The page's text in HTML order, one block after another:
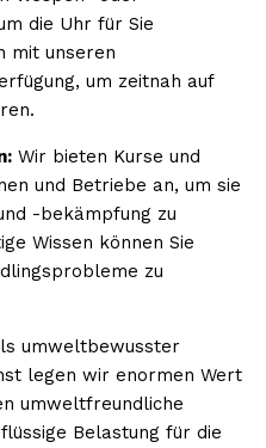
die Uhr für Sie
mit unseren
um zeitnah auf
Wir bieten Kurse und
und Betriebe an, um sie
-bekämpfung zu
Wissen können Sie
zu
umweltbewusster
legen wir enormen Wert
umweltfreundliche
Belastung für die